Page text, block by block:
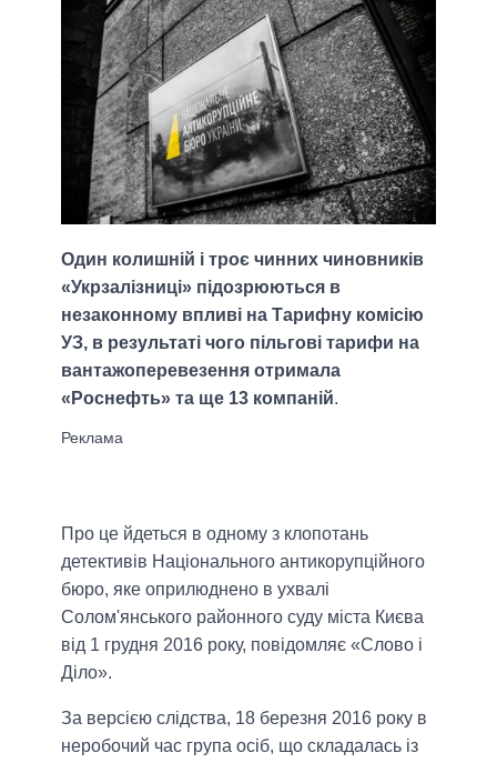
Один колишній і троє чинних чиновників
«Укрзалізниці» підозрюються в
незаконному впливі на Тарифну комісію
УЗ, в результаті чого пільгові тарифи на
вантажоперевезення отримала
«Роснефть» та ще 13 компаній.
Про це йдеться в одному з клопотань
детективів Національного антикорупційного
бюро, яке оприлюднено в ухвалі
Солом'янського районного суду міста Києва
від 1 грудня 2016 року, повідомляє «Слово і
Діло».
За версією слідства, 18 березня 2016 року в
неробочий час група осіб, що складалась із